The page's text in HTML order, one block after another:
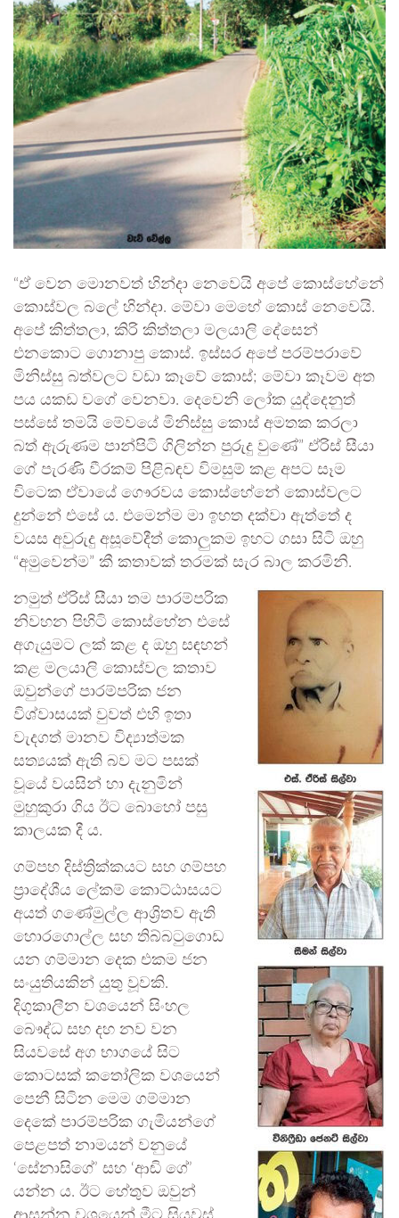
“ඒ වෙන මොනවත් හින්දා නෙවෙයි අපේ කොස්හේනේ
කොස්වල බලේ හින්දා. මේවා මෙහේ කොස් නෙවෙයි.
අපේ කිත්තලා, කිරි කිත්තලා මලයාලි දේසෙන්
එනකොට ගොනාපු කොස්. ඉස්සර අපේ පරම්පරාවේ
මිනිස්සු බත්වලට වඩා කෑවේ කොස්; මේවා කෑවම අත
පය යකඩ වගේ වෙනවා. දෙවෙනි ලෝක යුද්දෙනුත්
පස්සේ තමයි මේවයේ මිනිස්සු කොස් අමතක කරලා
බත් ඇරුණම පාන්පිටි ගිලින්න පුරුදු වුණේ” ඒරිස් සීයා
ගේ පැරණි වීරකම් පිළිබඳව විමසුම් කළ අපට සෑම
විටෙක ඒවායේ ගෞරවය කොස්හේනේ කොස්වලට
දුන්නේ එසේ ය. එමෙන්ම මා ඉහත දක්වා ඇත්තේ ද
වයස අවුරුදු අසූවේදීත් කොලුකම ඉහට ගසා සිටි ඔහු
“අමුවෙන්ම” කී කතාවක් තරමක් සැර බාල කරමිනි.
නමුත් ඒරිස් සීයා තම පාරම්පරික
නිවහන පිහිටි කොස්හේන එසේ
අගැයුමට ලක් කළ ද ඔහු සඳහන්
කළ මලයාලි කොස්වල කතාව
ඔවුන්ගේ පාරම්පරික ජන
විශ්වාසයක් වුවත් එහි ඉතා
වැදගත් මානව විද්‍යාත්මක
සත්‍යයක් ඇති බව මට පසක්
වූයේ වයසින් හා දැනුමින්
මුහුකුරා ගිය ඊට බොහෝ පසු
කාලයක දී ය.
ගම්පහ දිස්ත්‍රික්කයට සහ ගම්පහ
ප්‍රාදේශීය ලේකම් කොට්ඨාසයට
අයත් ගණේමුල්ල ආශ්‍රිතව ඇති
හොරගොල්ල සහ තිබ්බටුගොඩ
යන ගම්මාන දෙක එකම ජන
සංයුතියකින් යුතු වූවකි.
දිගුකාලීන වශයෙන් සිංහල
බෞද්ධ සහ දහ නව වන
සියවසේ අග භාගයේ සිට
කොටසක් කතෝලික වශයෙන්
පෙනී සිටින මෙම ගම්මාන
දෙකේ පාරම්පරික ගැමියන්ගේ
පෙළපත් නාමයන් වනුයේ
‘සේනාසිගේ’ සහ ‘ආඬි ගේ’
යන්න ය. ඊට හේතුව ඔවුන්